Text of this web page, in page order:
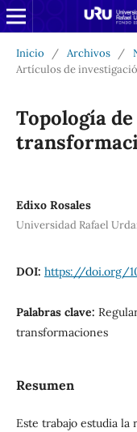
Inicio / Archivos /
Artículos de
Topología
Edixo Rosales
Universidad Rafael
DOI: https://doi.org/
Palabras clave:
transformaciones
Resumen
Este trabajo estudia